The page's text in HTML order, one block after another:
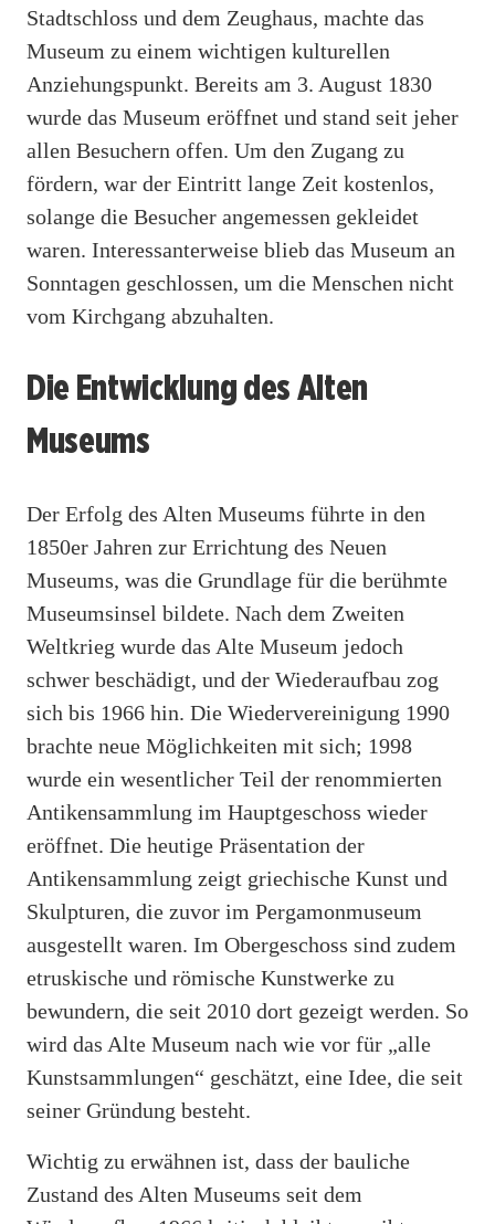
Stadtschloss und dem Zeughaus, machte das
Museum zu einem wichtigen kulturellen
Anziehungspunkt. Bereits am 3. August 1830
wurde das Museum eröffnet und stand seit jeher
allen Besuchern offen. Um den Zugang zu
fördern, war der Eintritt lange Zeit kostenlos,
solange die Besucher angemessen gekleidet
waren. Interessanterweise blieb das Museum an
Sonntagen geschlossen, um die Menschen nicht
vom Kirchgang abzuhalten.
Die Entwicklung des Alten
Museums
Der Erfolg des Alten Museums führte in den
1850er Jahren zur Errichtung des Neuen
Museums, was die Grundlage für die berühmte
Museumsinsel bildete. Nach dem Zweiten
Weltkrieg wurde das Alte Museum jedoch
schwer beschädigt, und der Wiederaufbau zog
sich bis 1966 hin. Die Wiedervereinigung 1990
brachte neue Möglichkeiten mit sich; 1998
wurde ein wesentlicher Teil der renommierten
Antikensammlung im Hauptgeschoss wieder
eröffnet. Die heutige Präsentation der
Antikensammlung zeigt griechische Kunst und
Skulpturen, die zuvor im Pergamonmuseum
ausgestellt waren. Im Obergeschoss sind zudem
etruskische und römische Kunstwerke zu
bewundern, die seit 2010 dort gezeigt werden. So
wird das Alte Museum nach wie vor für „alle
Kunstsammlungen“ geschätzt, eine Idee, die seit
seiner Gründung besteht.
Wichtig zu erwähnen ist, dass der bauliche
Zustand des Alten Museums seit dem